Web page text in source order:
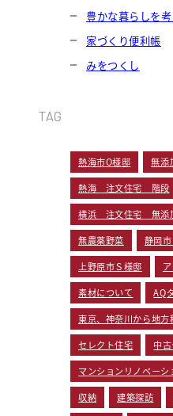
豊かな暮らしを
家づくり便利帳
みをつくし
TAG
熱海市O様邸 無
熱海 注文住宅 階段
横浜 注文住宅 無添
無農薬野菜 静岡
上野原市Ｓ様邸
素材について AQ
東京、神奈川から地方
セレクト住宅 中
マンションリノベーシ
収納 建築探訪